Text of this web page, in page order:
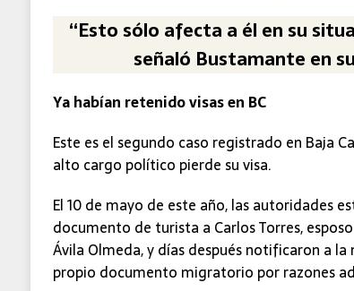
“Esto sólo afecta a él en su
señaló Bustamante en
Ya habían retenido visas en BC
Este es el segundo caso registrado en Baja
alto cargo político pierde su visa.
El 10 de mayo de este año, las autoridades
documento de turista a Carlos Torres,
Ávila Olmeda, y días después notificaron a
propio documento migratorio por razones